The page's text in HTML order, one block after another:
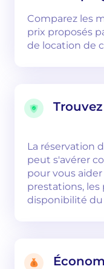
Comparez les
prix proposés
de location de
La réservation
peut s'avérer
pour vous
prestations, les
disponibilité